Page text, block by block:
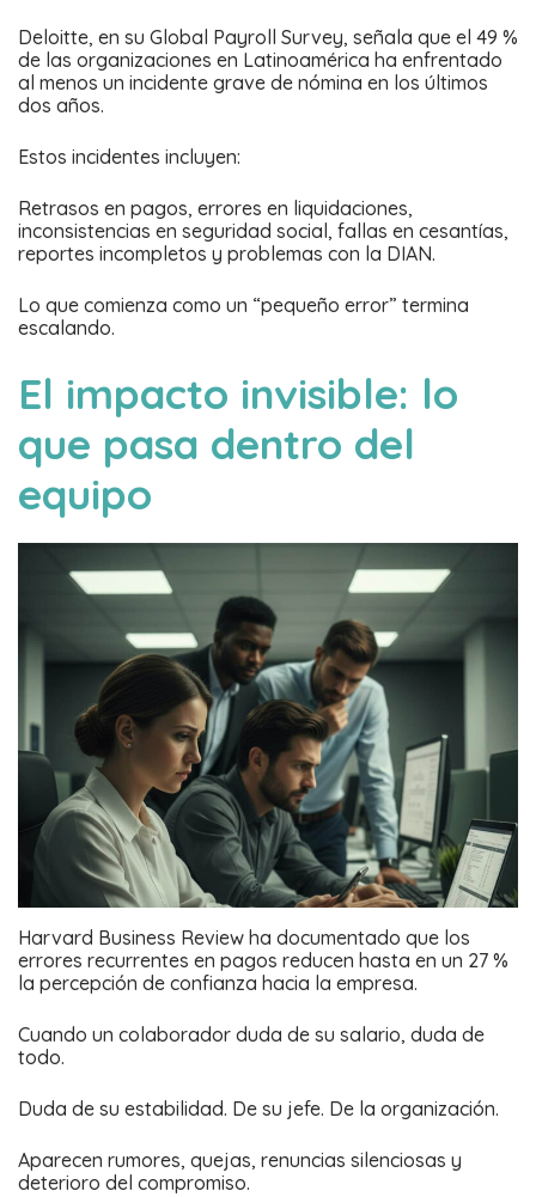
Deloitte, en su Global Payroll Survey, señala que el 49 %
de las organizaciones en Latinoamérica ha enfrentado
al menos un incidente grave de nómina en los últimos
dos años.
Estos incidentes incluyen:
Retrasos en pagos, errores en liquidaciones,
inconsistencias en seguridad social, fallas en cesantías,
reportes incompletos y problemas con la DIAN.
Lo que comienza como un “pequeño error” termina
escalando.
El impacto invisible: lo
que pasa dentro del
equipo
Harvard Business Review ha documentado que los
errores recurrentes en pagos reducen hasta en un 27 %
la percepción de confianza hacia la empresa.
Cuando un colaborador duda de su salario, duda de
todo.
Duda de su estabilidad. De su jefe. De la organización.
Aparecen rumores, quejas, renuncias silenciosas y
deterioro del compromiso.